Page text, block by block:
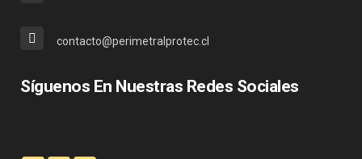
contacto@perimetralprotec.cl
Síguenos En Nuestras Redes Sociales